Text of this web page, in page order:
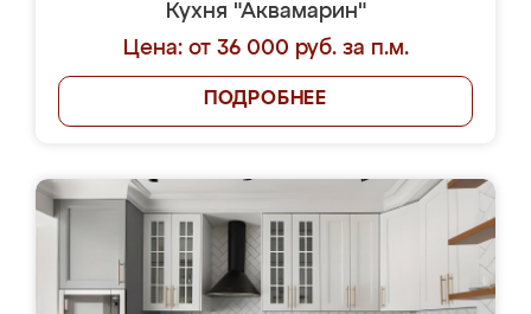
Кухня "Аквамарин"
Цена: от 36 000 руб. за п.м.
ПОДРОБНЕЕ